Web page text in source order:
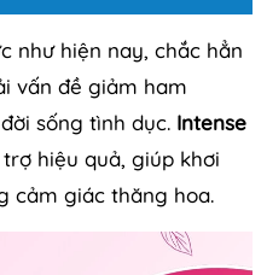
như hiện nay, chắc hẳn
vấn đề giảm ham
sống tình dục. Intense
hiệu quả, giúp khơi
cảm giác thăng hoa.